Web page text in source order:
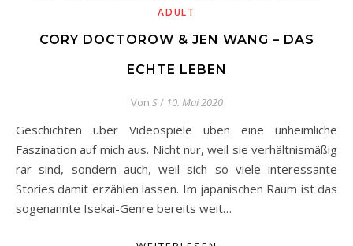
ADULT
CORY DOCTOROW & JEN WANG – DAS
ECHTE LEBEN
Von S/ 10. Mai 2020
Geschichten über Videospiele üben eine unheimliche
Faszination auf mich aus. Nicht nur, weil sie verhältnismäßig
rar sind, sondern auch, weil sich so viele interessante
Stories damit erzählen lassen. Im japanischen Raum ist das
sogenannte Isekai-Genre bereits weit…